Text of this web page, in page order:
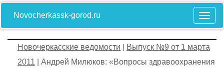
Novocherkassk-gorod.ru
Новочеркасские ведомости
Выпуск №9 от 1 марта
2011 | Андрей Милюков: «Вопросы здравоохранения